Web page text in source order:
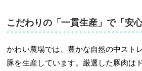
こだわりの「一貫生産」で「安
かわい農場では、豊かな自然の中スト
豚を生産しています。厳選した豚肉は